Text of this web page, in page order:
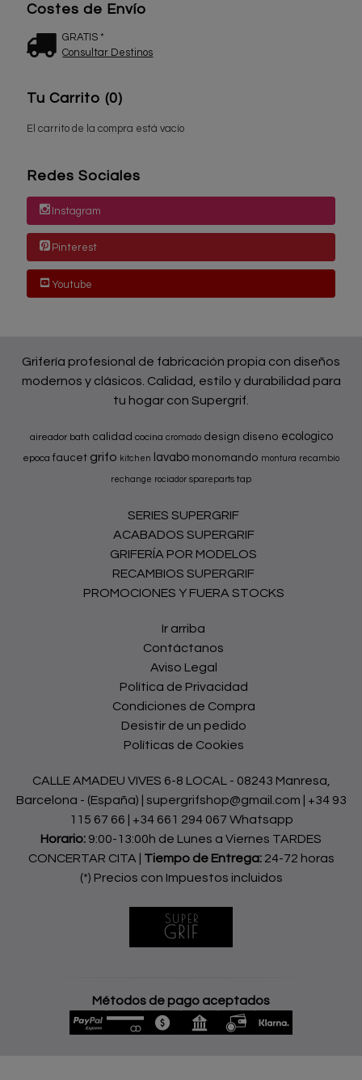
Costes de Envío
GRATIS *
Consultar Destinos
Tu Carrito (0)
El carrito de la compra está vacío
Redes Sociales
Instagram
Pinterest
Youtube
Grifería profesional de fabricación propia con diseños
modernos y clásicos. Calidad, estilo y durabilidad para
tu hogar con Supergrif.
aireador bath calidad cocina cromado design diseno ecologico
epoca faucet grifo kitchen lavabo monomando montura recambio
rechange rociador spareparts tap
SERIES SUPERGRIF
ACABADOS SUPERGRIF
GRIFERÍA POR MODELOS
RECAMBIOS SUPERGRIF
PROMOCIONES Y FUERA STOCKS
Ir arriba
Contáctanos
Aviso Legal
Política de Privacidad
Condiciones de Compra
Desistir de un pedido
Políticas de Cookies
CALLE AMADEU VIVES 6-8 LOCAL - 08243 Manresa,
Barcelona - (España) | supergrifshop@gmail.com | +34 93
115 67 66
+34 661 294 067 Whatsapp
Horario: 9:00-13:00h de Lunes a Viernes TARDES
CONCERTAR CITA | Tiempo de Entrega: 24-72 horas
(*) Precios con Impuestos incluidos
Métodos de pago aceptados